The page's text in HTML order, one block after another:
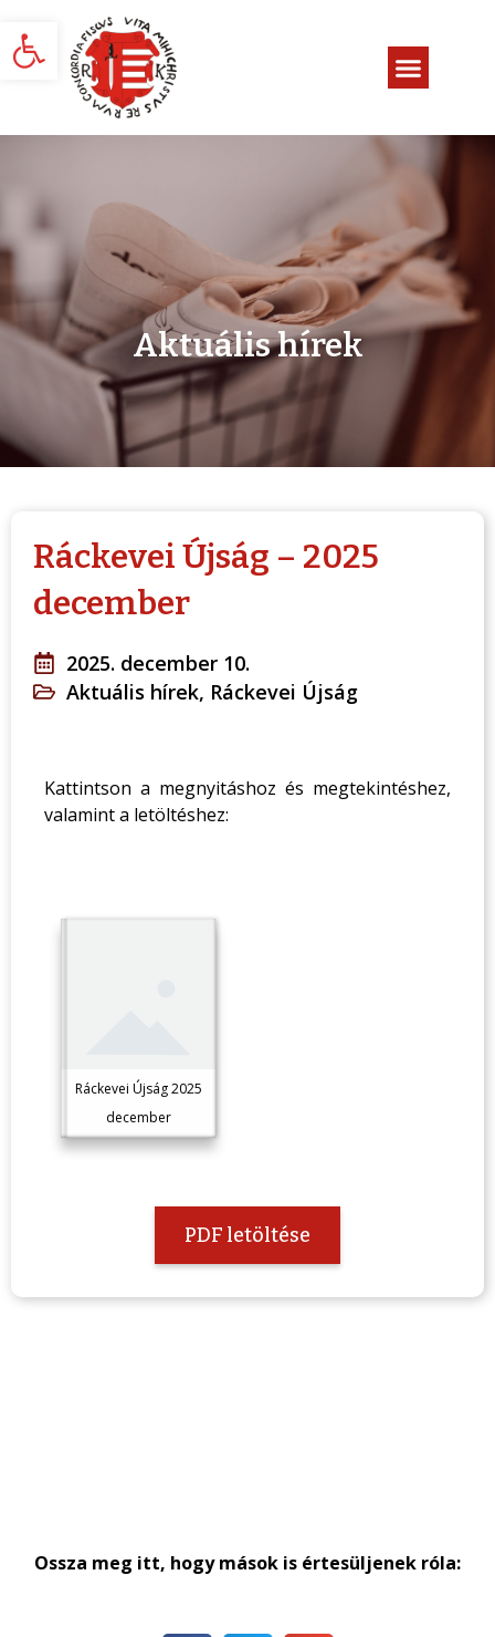
Eszköztár megnyitása
Aktuális hírek
Ráckevei Újság – 2025
december
2025. december 10.
Aktuális hírek, Ráckevei Újság
Kattintson a megnyitáshoz és megtekintéshez,
valamint a letöltéshez:
Ráckevei Újság 2025
december
PDF letöltése
Ossza meg itt, hogy mások is értesüljenek róla: